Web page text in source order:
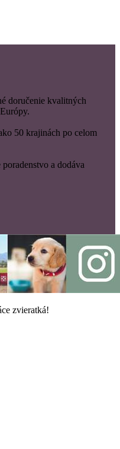
doručenie kvalitných
50 krajinách po celom
a dodáva
zvieratká!